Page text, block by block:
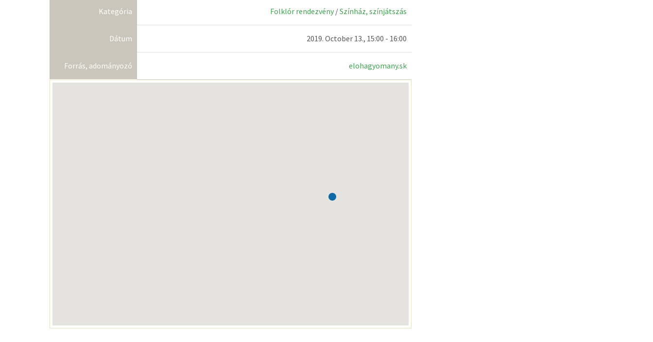
Kategória Folklór rendezvény /Színház, színjátszás
Dátum 2019. October 13., 15:00 - 16:00
Forrás, adományozó elohagyomany.sk